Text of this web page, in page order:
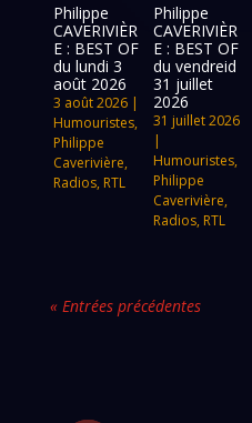
Philippe
CAVERIVIÈR
E : BEST OF
du lundi 3
août 2026
3 août 2026 |
Humouristes,
Philippe
Caverivière,
Radios, RTL
Philippe
CAVERIVIÈR
E : BEST OF
du vendreid
31 juillet
2026
31 juillet 2026
|
Humouristes,
Philippe
Caverivière,
Radios, RTL
« Entrées précédentes